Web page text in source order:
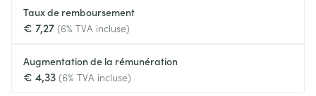
Taux de remboursement
€ 7,27 (6% TVA incluse)
Augmentation de la rémunération
€ 4,33 (6% TVA incluse)